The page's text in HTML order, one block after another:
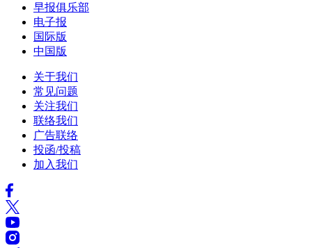
早报俱乐部
电子报
国际版
中国版
关于我们
常见问题
关注我们
联络我们
广告联络
投函/投稿
加入我们